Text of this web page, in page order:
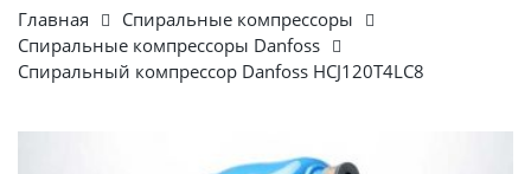
Главная
Спиральные компрессоры
Спиральные компрессоры Danfoss
Спиральный компрессор Danfoss HCJ120T4LC8